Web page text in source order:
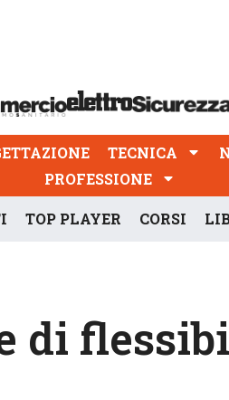
TECNICA
PROFESSIONE
TOP PLAYER CORSI
di